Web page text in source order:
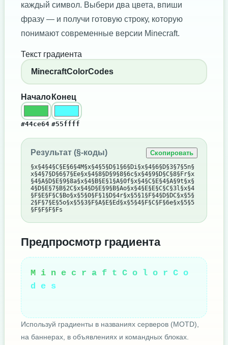
каждый символ. Выбери два цвета, впиши
фразу — и получи готовую строку, которую
понимают современные версии Minecraft.
Текст градиента
Начало
#44ce64
Конец
#55ffff
Результат (§-коды) Скопировать
§x§4§4§C§E§6§4M§x§4§5§D§1§6§Di§x§4§6§D§3§7§5n§
x§4§7§D§6§7§Ee§x§4§8§D§9§8§6c§x§4§9§D§C§8§Fr§x
§4§A§D§E§9§8a§x§4§B§E§1§A§0f§x§4§C§E§4§A§9t§x§
4§D§E§7§B§2C§x§4§D§E§9§B§Ao§x§4§E§E§C§C§3l§x§4
§F§E§F§C§Bo§x§5§0§F§1§D§4r§x§5§1§F§4§D§DC§x§5§
2§F§7§E§5o§x§5§3§F§A§E§Ed§x§5§4§F§C§F§6e§x§5§5
§F§F§F§Fs
Предпросмотр градиента
M i n e c r a f t C o l o r C o
d e s
Используй градиенты в названиях серверов (MOTD),
на баннерах, в объявлениях и командных блоках.